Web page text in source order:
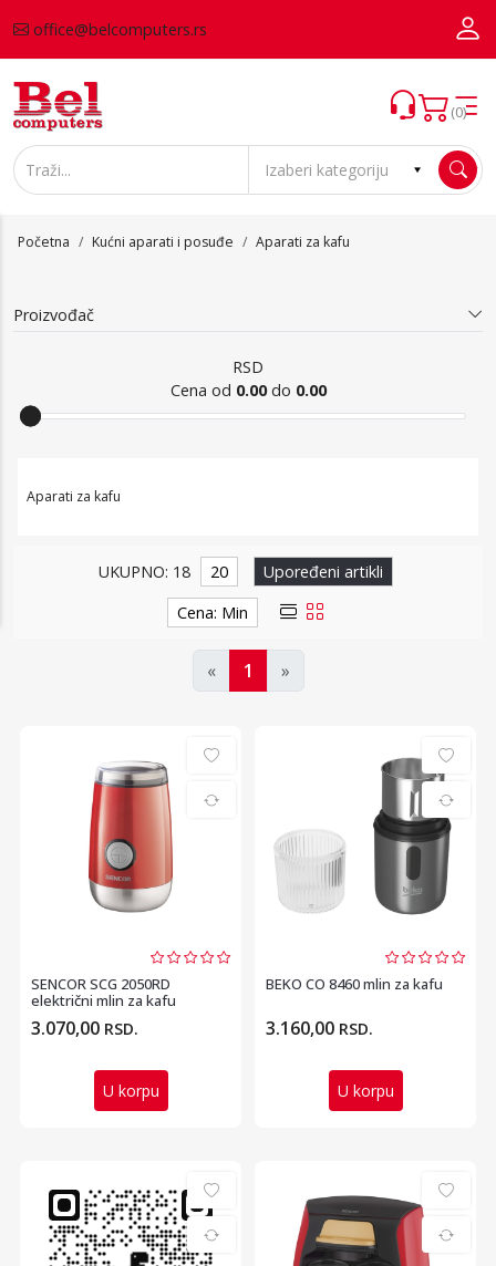
office@belcomputers.rs
(0)
Početna Kućni aparati i posuđe Aparati za kafu
Proizvođač
RSD
Cena od 0.00do 0.00
Aparati za kafu
Aparati za kafu
UKUPNO: 18 20
Upoređeni artikli
Cena: Min
« 1 »
SENCOR SCG 2050RD
električni mlin za kafu
3.070,00 RSD.
U korpu
BEKO CO 8460 mlin za kafu
3.160,00 RSD.
U korpu